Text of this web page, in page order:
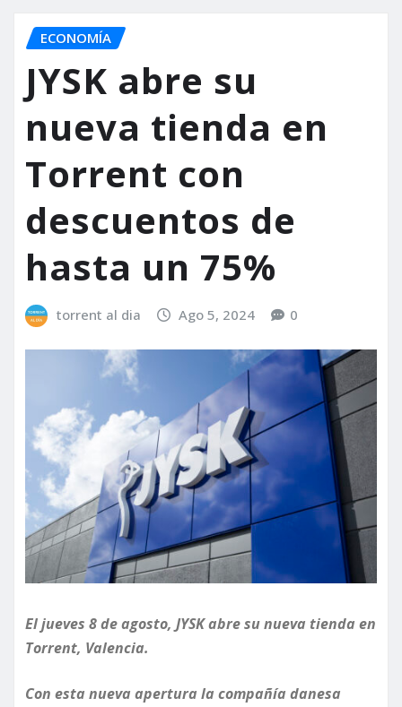
ECONOMÍA
JYSK abre su
nueva tienda en
Torrent con
descuentos de
hasta un 75%
torrent al dia Ago 5, 2024 0
El jueves 8 de agosto, JYSK abre su nueva tienda en
Torrent, Valencia.
Con esta nueva apertura la compañía danesa